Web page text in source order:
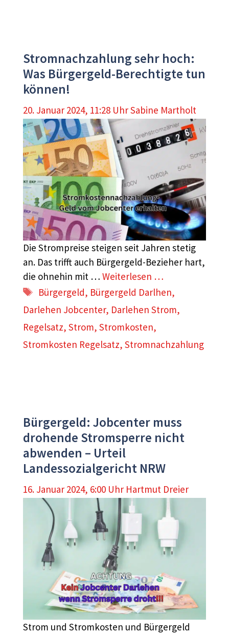
Stromnachzahlung sehr hoch:
Was Bürgergeld-Berechtigte tun
können!
20. Januar 2024, 11:28 UhrSabine Martholt
Die Strompreise steigen seit Jahren stetig
an. Das trifft auch Bürgergeld-Bezieher hart,
die ohnehin mit … Weiterlesen …
Schlagwörter
Bürgergeld, Bürgergeld Darlhen,
Darlehen Jobcenter, Darlehen Strom,
Regelsatz, Strom, Stromkosten,
Stromkosten Regelsatz, Stromnachzahlung
Bürgergeld: Jobcenter muss
drohende Stromsperre nicht
abwenden – Urteil
Landessozialgericht NRW
16. Januar 2024, 6:00 Uhr Hartmut Dreier
Strom und Stromkosten und Bürgergeld